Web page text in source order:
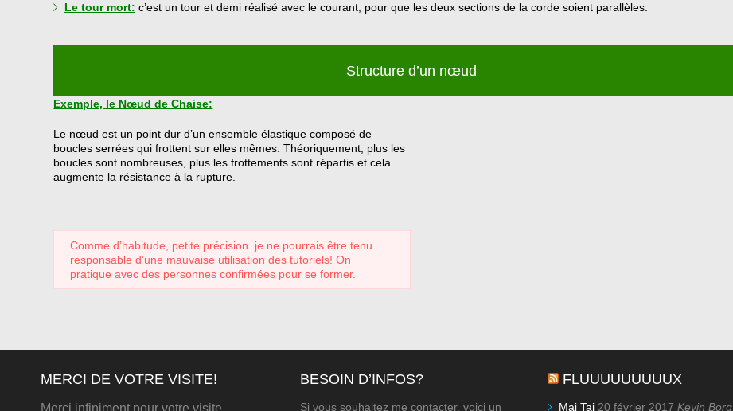
Le tour mort: c’est un tour et demi réalisé avec le courant, pour que les deux sections de la corde soient parallèles.
Structure d’un nœud
Exemple, le Nœud de Chaise:
Le nœud est un point dur d’un ensemble élastique composé de
boucles serrées qui frottent sur elles mêmes. Théoriquement, plus les
boucles sont nombreuses, plus les frottements sont répartis et cela
augmente la résistance à la rupture.
Comme d’habitude, petite précision. je ne pourrais être tenu
responsable d’une mauvaise utilisation des tutoriels! On
pratique avec des personnes confirmées pour se former.
MERCI DE VOTRE VISITE!
Merci infiniment pour votre visite,
BESOIN D’INFOS?
Si vous souhaitez me contacter, voici un
FLUUUUUUUUUX
Mai Tai 20 février 2017 Kevin Borg